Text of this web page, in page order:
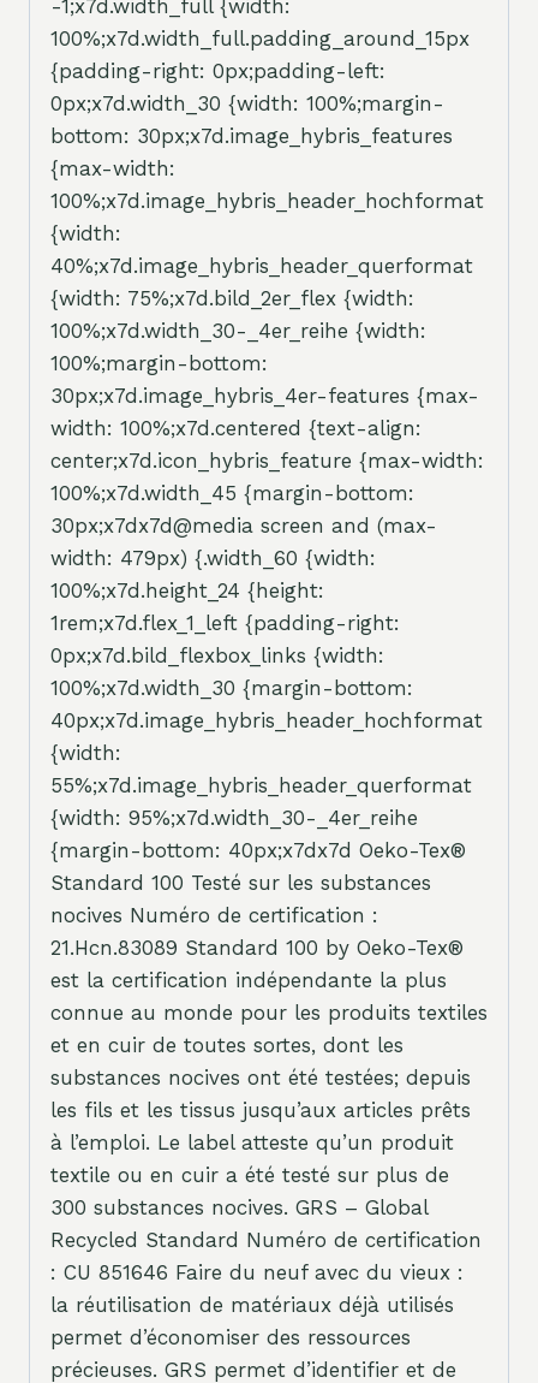
-1;x7d.width_full {width:
100%;x7d.width_full.padding_around_15px
{padding-right: 0px;padding-left:
0px;x7d.width_30 {width: 100%;margin-
bottom: 30px;x7d.image_hybris_features
{max-width:
100%;x7d.image_hybris_header_hochformat
{width:
40%;x7d.image_hybris_header_querformat
{width: 75%;x7d.bild_2er_flex {width:
100%;x7d.width_30-_4er_reihe {width:
100%;margin-bottom:
30px;x7d.image_hybris_4er-features {max-
width: 100%;x7d.centered {text-align:
center;x7d.icon_hybris_feature {max-width:
100%;x7d.width_45 {margin-bottom:
30px;x7dx7d@media screen and (max-
width: 479px) {.width_60 {width:
100%;x7d.height_24 {height:
1rem;x7d.flex_1_left {padding-right:
0px;x7d.bild_flexbox_links {width:
100%;x7d.width_30 {margin-bottom:
40px;x7d.image_hybris_header_hochformat
{width:
55%;x7d.image_hybris_header_querformat
{width: 95%;x7d.width_30-_4er_reihe
{margin-bottom: 40px;x7dx7d Oeko-Tex®
Standard 100 Testé sur les substances
nocives Numéro de certification :
21.Hcn.83089 Standard 100 by Oeko-Tex®
est la certification indépendante la plus
connue au monde pour les produits textiles
et en cuir de toutes sortes, dont les
substances nocives ont été testées; depuis
les fils et les tissus jusqu’aux articles prêts
à l’emploi. Le label atteste qu’un produit
textile ou en cuir a été testé sur plus de
300 substances nocives. GRS – Global
Recycled Standard Numéro de certification
: CU 851646 Faire du neuf avec du vieux :
la réutilisation de matériaux déjà utilisés
permet d’économiser des ressources
précieuses. GRS permet d’identifier et de